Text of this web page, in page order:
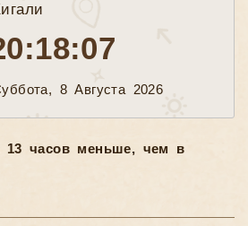
8 Августа 2026
часов меньше, чем в